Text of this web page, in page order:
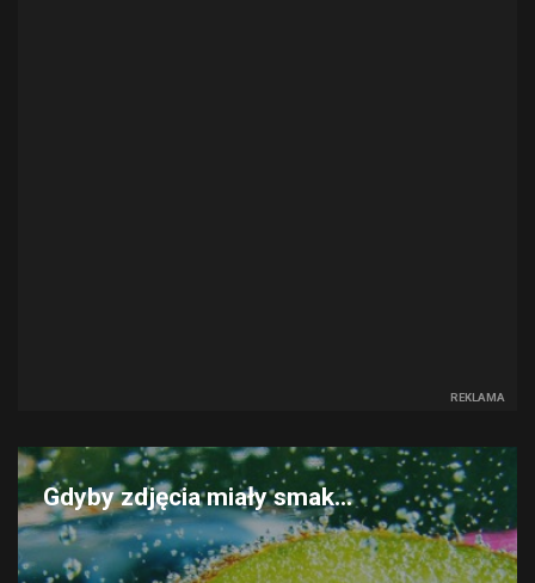
REKLAMA
Gdyby zdjęcia miały smak...